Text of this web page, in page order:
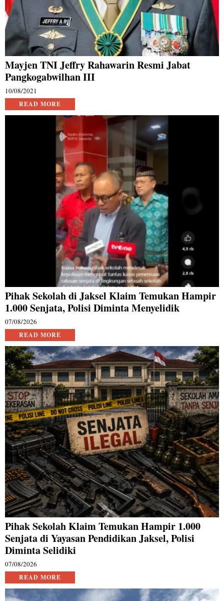
Mayjen TNI Jeffry Rahawarin Resmi Jabat
Pangkogabwilhan III
10/08/2021
READ MORE
Pihak Sekolah di Jaksel Klaim Temukan Hampir
1.000 Senjata, Polisi Diminta Menyelidik
07/08/2026
READ MORE
Pihak Sekolah Klaim Temukan Hampir 1.000
Senjata di Yayasan Pendidikan Jaksel, Polisi
Diminta Selidiki
07/08/2026
READ MORE